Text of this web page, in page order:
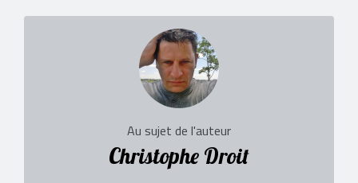
Au sujet de l'auteur
Christophe Droit